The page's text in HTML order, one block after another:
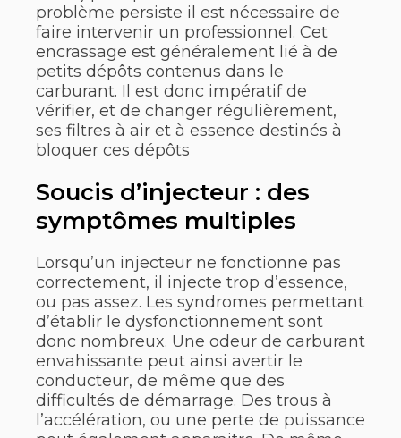
problème persiste il est nécessaire de
faire intervenir un professionnel. Cet
encrassage est généralement lié à de
petits dépôts contenus dans le
carburant. Il est donc impératif de
vérifier, et de changer régulièrement,
ses filtres à air et à essence destinés à
bloquer ces dépôts
Soucis d’injecteur : des
symptômes multiples
Lorsqu’un injecteur ne fonctionne pas
correctement, il injecte trop d’essence,
ou pas assez. Les syndromes permettant
d’établir le dysfonctionnement sont
donc nombreux. Une odeur de carburant
envahissante peut ainsi avertir le
conducteur, de même que des
difficultés de démarrage. Des trous à
l’accélération, ou une perte de puissance